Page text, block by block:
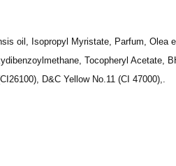
oil, Isopropyl Myristate, Parfum,
Tocopheryl Acetate,
D&C Yellow No.11 (CI 47000),.